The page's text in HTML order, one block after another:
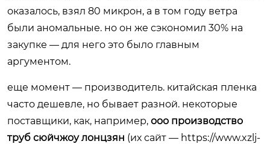
оказалось, взял 80 микрон, а в том году ветра
были аномальные. но он же сэкономил 30% на
закупке — для него это было главным
аргументом.
еще момент — производитель. китайская пленка
часто дешевле, но бывает разной. некоторые
поставщики, как, например, ооо производство
труб сюйчжоу лонцзян (их сайт — https://www.xzlj-